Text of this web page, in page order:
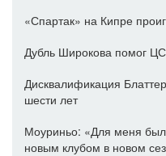
«Спартак» на Кипре
Дубль Широкова помог
Дисквалификация
шести лет
Моуриньо: «Для меня
новым клубом в новом